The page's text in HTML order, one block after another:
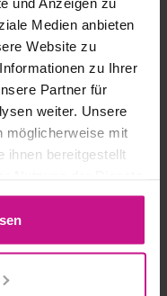
Medien anbieten
Website zu
zu Ihrer
Partner für
weiter. Unsere
möglicherweise mit
ihnen bereitgestellt